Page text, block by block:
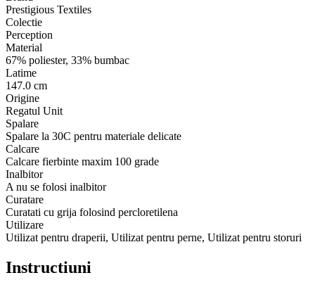
Prestigious Textiles
Colectie
Perception
Material
67% poliester, 33% bumbac
Latime
147.0 cm
Origine
Regatul Unit
Spalare
Spalare la 30C pentru materiale delicate
Calcare
Calcare fierbinte maxim 100 grade
Inalbitor
A nu se folosi inalbitor
Curatare
Curatati cu grija folosind percloretilena
Utilizare
Utilizat pentru draperii, Utilizat pentru perne, Utilizat pentru storuri
Instructiuni